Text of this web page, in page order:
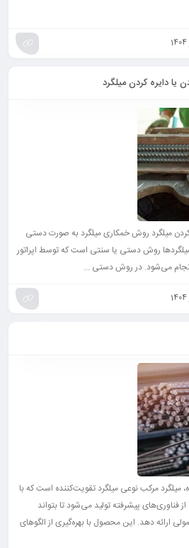
دایره کردن میلگرد
میلگرد روش خمکاری میلگرد به صورت دستی
روش دستی یا سنتی است که توسط اپراتور
انجام می‌شود. در روش دستی ...
میلگرد مرکب نوعی میلگرد تقویت‌کننده است که با
پیشرفته تولید می‌شود تا بتواند
ارائه دهد. این محصول با بهره‌گیری از الگوهای